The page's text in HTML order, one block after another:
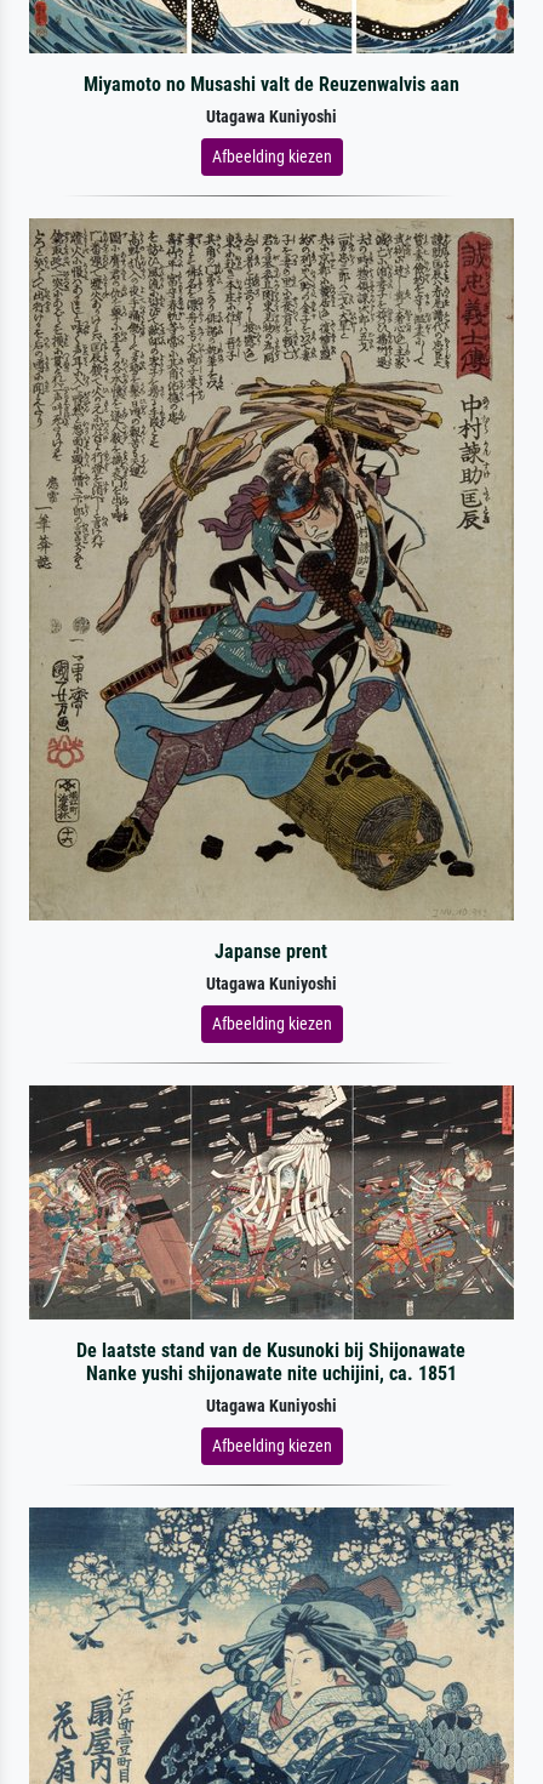
Miyamoto no Musashi valt de Reuzenwalvis aan
Utagawa Kuniyoshi
Afbeelding kiezen
Japanse prent
Utagawa Kuniyoshi
Afbeelding kiezen
De laatste stand van de Kusunoki bij Shijonawate
Nanke yushi shijonawate nite uchijini, ca. 1851
Utagawa Kuniyoshi
Afbeelding kiezen